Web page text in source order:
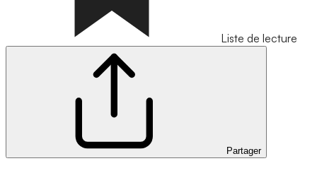
Liste de lecture
Partager